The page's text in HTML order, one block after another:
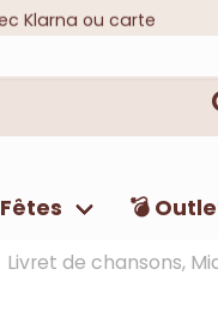
Klarna ou carte
Fêtes 💣
Livret de chansons,